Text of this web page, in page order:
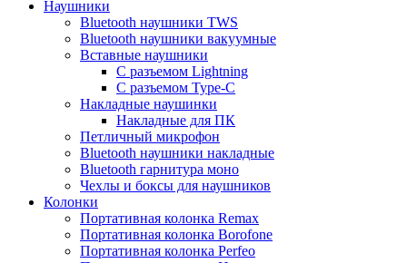
Наушники
Bluetooth наушники TWS
Bluetooth наушники вакуумные
Вставные наушники
C разъемом Lightning
C разъемом Type-C
Накладные наушинки
Накладные для ПК
Петличный микрофон
Bluetooth наушники накладные
Bluetooth гарнитура моно
Чехлы и боксы для наушников
Колонки
Портативная колонка Remax
Портативная колонка Borofone
Портативная колонка Perfeo